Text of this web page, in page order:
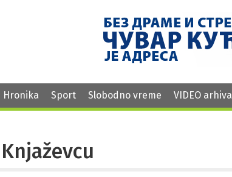
Hronika Sport Slobodno vreme VIDEO arhiva